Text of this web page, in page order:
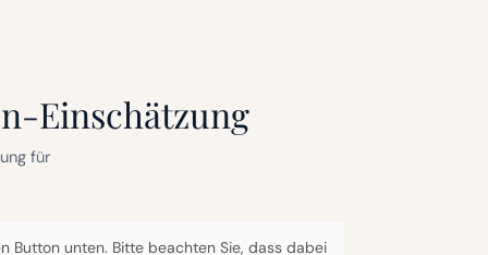
Einschätzung
für
Button unten. Bitte beachten Sie, dass dabei